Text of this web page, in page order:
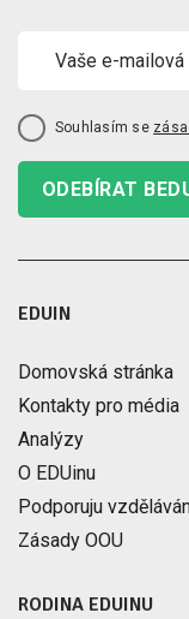
Souhlasím se
ODEBÍRAT
EDUIN
Domovská stránka
Kontakty pro média
Analýzy
O EDUinu
Podporuju
Zásady OOU
RODINA EDUINU